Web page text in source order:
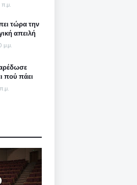
τώρα την
απειλή
μ.μ.
πού πάει